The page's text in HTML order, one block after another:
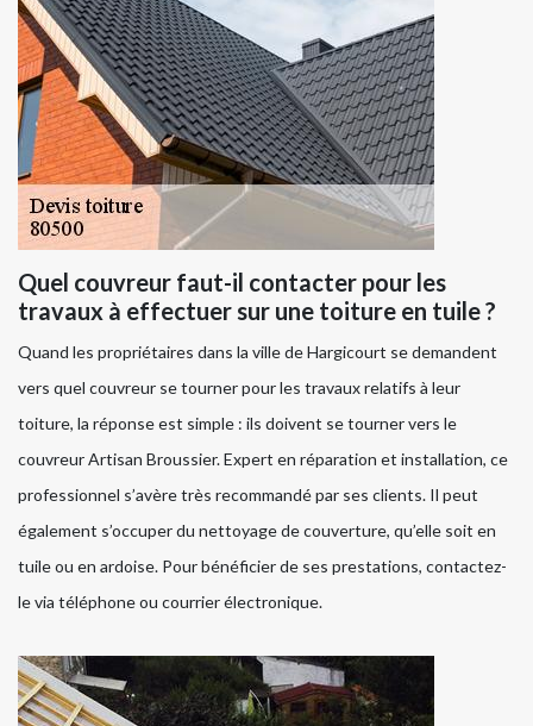
Quel couvreur faut-il contacter pour les
travaux à effectuer sur une toiture en tuile ?
Quand les propriétaires dans la ville de Hargicourt se demandent
vers quel couvreur se tourner pour les travaux relatifs à leur
toiture, la réponse est simple : ils doivent se tourner vers le
couvreur Artisan Broussier. Expert en réparation et installation, ce
professionnel s’avère très recommandé par ses clients. Il peut
également s’occuper du nettoyage de couverture, qu’elle soit en
tuile ou en ardoise. Pour bénéficier de ses prestations, contactez-
le via téléphone ou courrier électronique.